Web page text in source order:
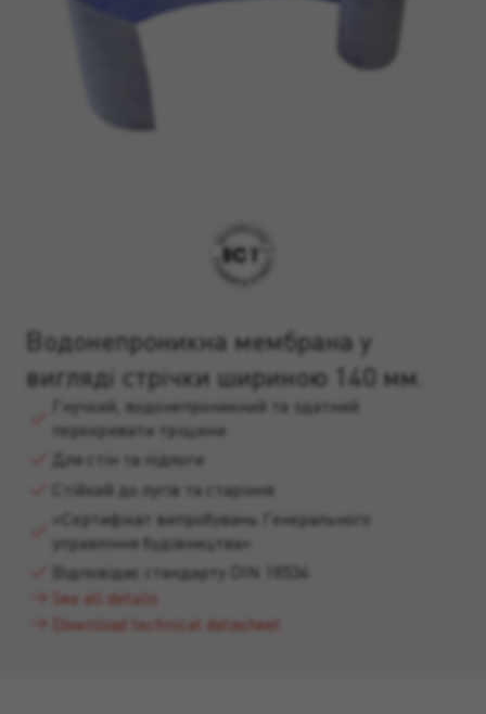
Водонепроникна мембрана у
вигляді стрічки шириною 140 мм.
Гнучкий, водонепроникний та здатний
перекривати тріщини
Для стін та підлоги
Стійкий до лугів та старіння
«Сертифікат випробувань Генерального
управління будівництва»
Відповідає стандарту DIN 18534
See all details
Download technical datasheet